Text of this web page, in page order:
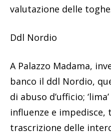
valutazione delle
Ddl Nordio
A Palazzo Madama,
banco il ddl Nordio,
di abuso d’ufficio;
influenze e impedisce,
trascrizione delle